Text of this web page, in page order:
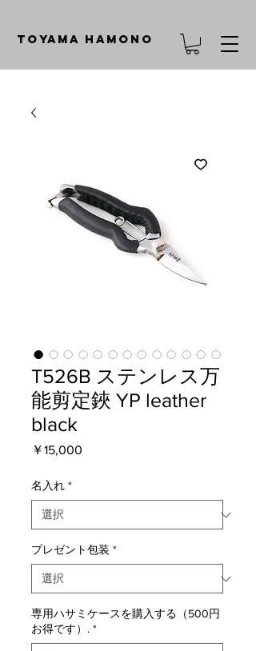
TOYAMA HAMONO
T526B ステンレス万
能剪定鋏 YP leather
black
￥15,000
名入れ *
プレゼント包装 *
専用ハサミケースを購入する（500円
お得です）. *